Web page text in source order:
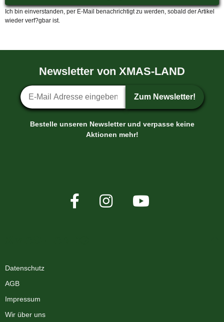
Ich bin einverstanden, per E-Mail benachrichtigt zu werden, sobald der Artikel
wieder verf?gbar ist.
Newsletter von XMAS-LAND
Newsletter-Anmeldung
Zum Newsletter!
Bestelle unseren Newsletter und verpasse keine
Aktionen mehr!
Datenschutz
AGB
Impressum
Wir über uns